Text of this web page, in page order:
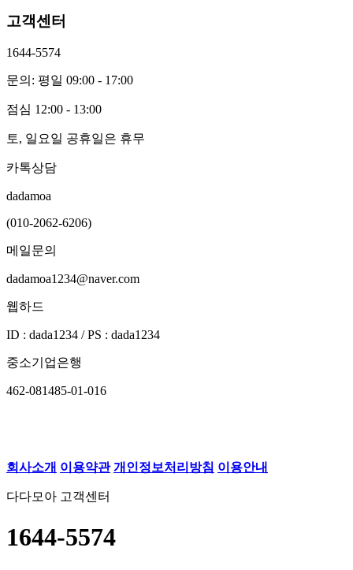
고객센터
1644-5574
문의: 평일 09:00 - 17:00
점심 12:00 - 13:00
토, 일요일 공휴일은 휴무
카톡상담
dadamoa
(010-2062-6206)
메일문의
dadamoa1234@naver.com
웹하드
ID : dada1234 / PS : dada1234
중소기업은행
462-081485-01-016
회사소개 이용약관 개인정보처리방침 이용안내
다다모아 고객센터
1644-5574